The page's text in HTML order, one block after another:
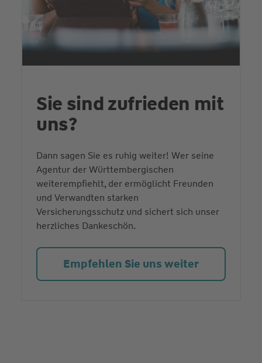
Sie sind zufrieden mit
uns?
Dann sagen Sie es ruhig weiter! Wer seine
Agentur der Württembergischen
weiterempfiehlt, der ermöglicht Freunden
und Verwandten starken
Versicherungsschutz und sichert sich unser
herzliches Dankeschön.
Empfehlen Sie uns weiter